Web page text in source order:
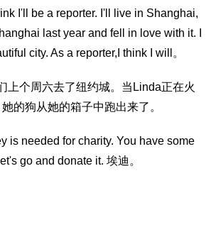
I'll be a reporter. I'll live in Shanghai,
last year and fell in love with it. I
city. As a reporter,I think I will。
上个周六去了纽约城。当Linda正在火
的狗从她的箱子中跑出来了。
is needed for charity. You have some
go and donate it. 埃迪。